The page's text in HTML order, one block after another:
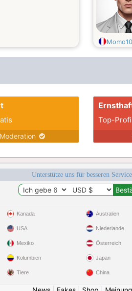
Moderation
Top-
Unterstütze uns für besseren Service
Kanada
USA
Mexiko
Kolumbien
Tiere
Australien
Niederlande
Österreich
Japan
China